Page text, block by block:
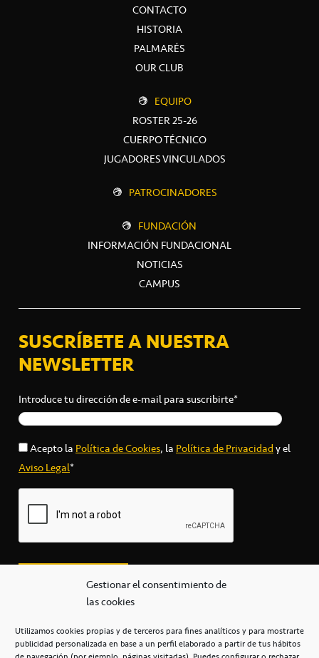
Gestionar el consentimiento de
las cookies
Utilizamos cookies propias y de terceros para fines analíticos y para mostrarte
publicidad personalizada en base a un perfil elaborado a partir de tus hábitos
CONTACTO
HISTORIA
PALMARÉS
OUR CLUB
EQUIPO
ROSTER 25-26
CUERPO TÉCNICO
JUGADORES VINCULADOS
PATROCINADORES
FUNDACIÓN
INFORMACIÓN FUNDACIONAL
NOTICIAS
CAMPUS
SUSCRÍBETE A NUESTRA
NEWSLETTER
Introduce tu dirección de e-mail para suscribirte*
Acepto laPolítica de Cookies, laPolítica de Privacidady el
Aviso Legal*
secretaria@cbcanarias.es